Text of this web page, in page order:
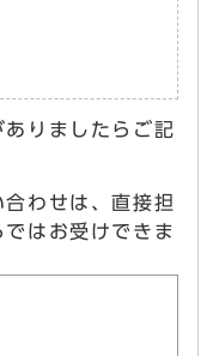
りましたらご記
合わせは、直接担
はお受けできま